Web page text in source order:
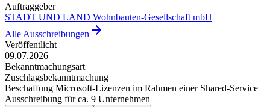
Auftraggeber
STADT UND LAND Wohnbauten-Gesellschaft mbH
Alle Ausschreibungen
Veröffentlicht
09.07.2026
Bekanntmachungsart
Zuschlagsbekanntmachung
Beschaffung Microsoft-Lizenzen im Rahmen einer Shared-Service
Ausschreibung für ca. 9 Unternehmen